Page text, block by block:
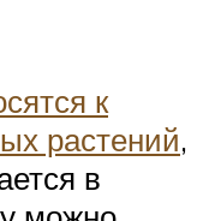
к
растений,
в